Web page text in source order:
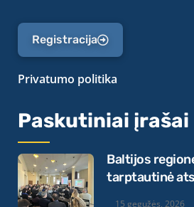
Registracija
Privatumo politika
Paskutiniai įrašai
Baltijos
tarptautinė
15 gegužės, 2026